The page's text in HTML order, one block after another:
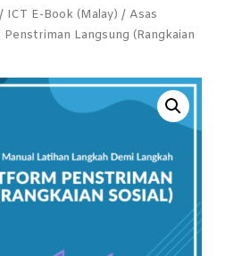
/ ICT E-Book (Malay) / Asas
Langsung (Rangkaian